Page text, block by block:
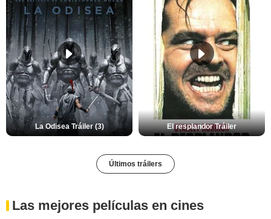
La Odisea Tráiler (3) El resplandor Tráiler
Últimos tráilers
Las mejores películas en cines